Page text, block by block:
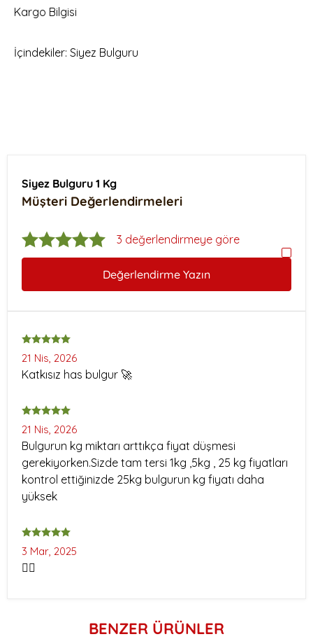
Kargo Bilgisi
İçindekiler: Siyez Bulguru
Siyez Bulguru 1 Kg
Müşteri Değerlendirmeleri
3 değerlendirmeye göre
Değerlendirme Yazın
21 Nis, 2026
Katkısız has bulgur 🚀
21 Nis, 2026
Bulgurun kg miktarı arttıkça fiyat düşmesi
gerekiyorken.Sizde tam tersi 1kg ,5kg , 25 kg fiyatları
kontrol ettiğinizde 25kg bulgurun kg fiyatı daha
yüksek
3 Mar, 2025
👍🏻
BENZER ÜRÜNLER